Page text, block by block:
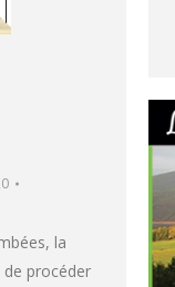
la
de procéder